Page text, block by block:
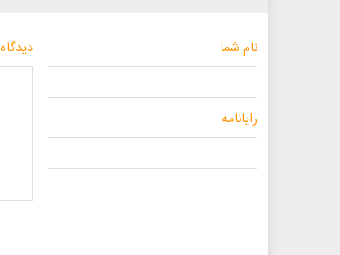
نام شما
رایانامه